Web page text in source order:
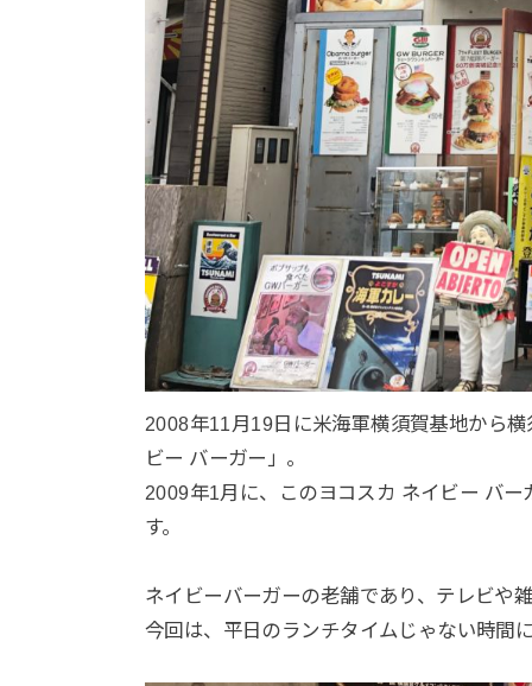
2008年11月19日に米海軍横須賀基地から
ビー バーガー」。
2009年1月に、このヨコスカ ネイビー バ
す。
ネイビーバーガーの老舗であり、テレビや
今回は、平日のランチタイムじゃない時間